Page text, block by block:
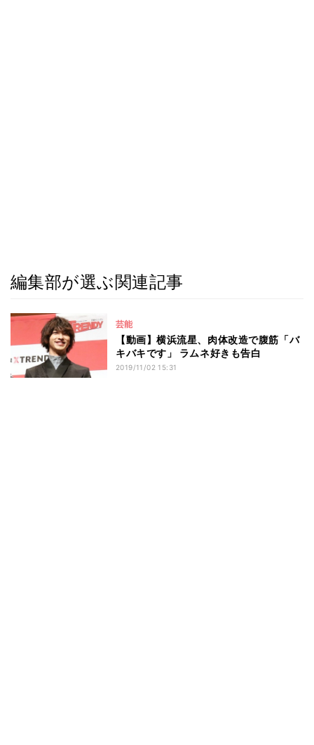
編集部が選ぶ関連記事
芸能
【動画】横浜流星、肉体改造で腹筋「バ
キバキです」 ラムネ好きも告白
2019/11/02 15:31